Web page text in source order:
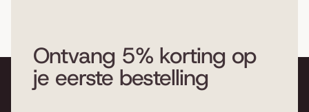
Ontvang 5% korting op
je eerste bestelling